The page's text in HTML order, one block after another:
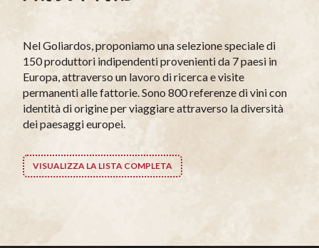
Nel Goliardos, proponiamo una selezione speciale di
150 produttori indipendenti provenienti da 7 paesi in
Europa, attraverso un lavoro di ricerca e visite
permanenti alle fattorie. Sono 800 referenze di vini con
identità di origine per viaggiare attraverso la diversità
dei paesaggi europei.
VISUALIZZA LA LISTA COMPLETA